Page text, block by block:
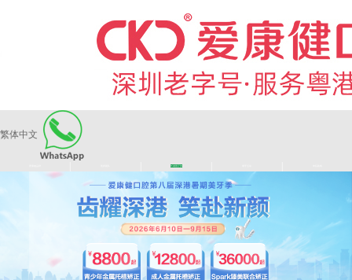
繁体中文
长者医疗券